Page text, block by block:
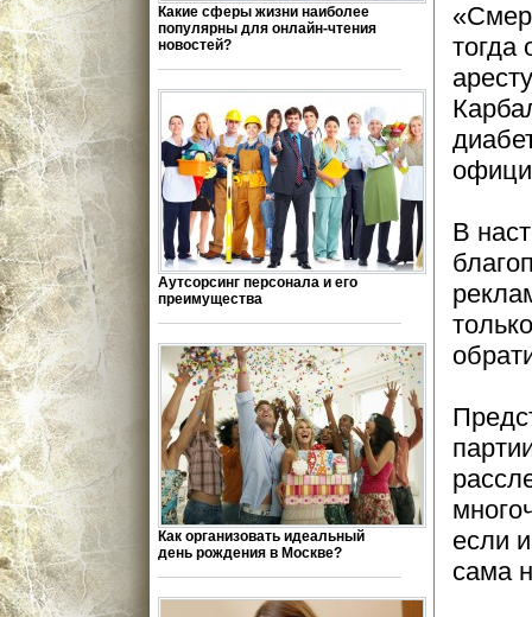
Какие сферы жизни наиболее
популярны для онлайн-чтения
новостей?
Аутсорсинг персонала и его
преимущества
Как организовать идеальный
день рождения в Москве?
тогда
В
если
сама